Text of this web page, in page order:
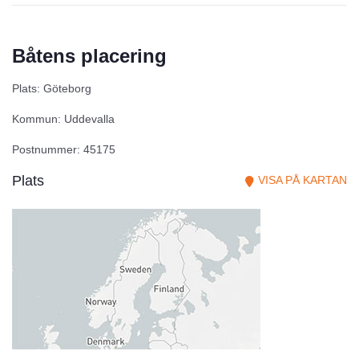
Båtens placering
Plats: Göteborg
Kommun: Uddevalla
Postnummer: 45175
Plats VISA PÅ KARTAN